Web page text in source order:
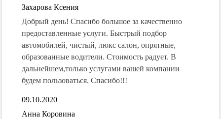
Захарова Ксения
Добрый день! Спасибо большое за качественно
предоставленные услуги. Быстрый подбор
автомобилей, чистый, люкс салон, опрятные,
образованные водители. Стоимость радует. В
дальнейшем,только услугами вашей компании
будем пользоваться. Спасибо!!!
09.10.2020
Анна Коровина